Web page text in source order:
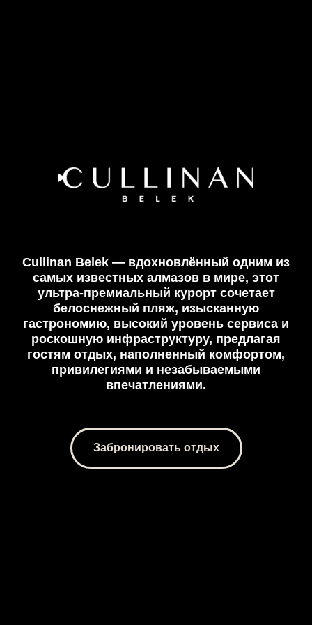
Cullinan Belek — вдохновлённый одним из
самых известных алмазов в мире, этот
ультра-премиальный курорт сочетает
белоснежный пляж, изысканную
гастрономию, высокий уровень сервиса и
роскошную инфраструктуру, предлагая
гостям отдых, наполненный комфортом,
привилегиями и незабываемыми
впечатлениями.
Забронировать отдых